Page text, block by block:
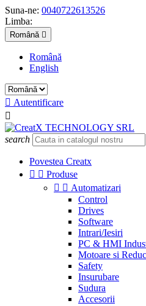
Suna-ne: 0040722613526
Limba:
Română 
Română
English
 Autentificare

search
Povestea Creatx
  Produse
  Automatizari
Control
Drives
Software
Intrari/Iesiri
PC & HMI
Motoare si
Safety
Insurubare
Sudura
Accesorii